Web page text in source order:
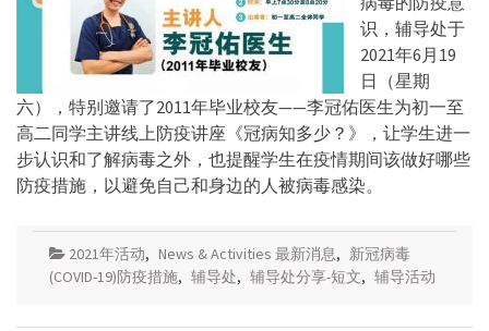
识，辅导处于
2021年6月19
日（星期
六），特别邀请了2011年毕业校友——李冠佑医生为初一至
高二同学主讲线上防疫讲座《冠病知多少？》，让学生进一
步认识和了解病毒之外，也提醒学生在疫情期间该做好哪些
防疫措施，以避免自己和身边的人被病毒感染。
2021年活动, News & Activities 最新消息, 新冠病毒
(COVID-19)防疫措施, 辅导处, 辅导处分享-短文, 辅导活动